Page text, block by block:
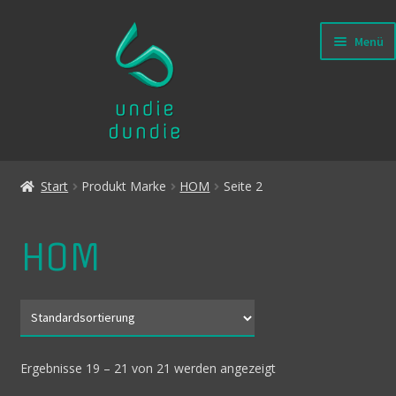
Menü
Start Produkt Marke HOM Seite 2
HOM
Ergebnisse 19 – 21 von 21 werden angezeigt